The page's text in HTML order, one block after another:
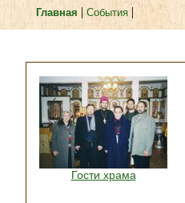
Главная | События |
Гости храма